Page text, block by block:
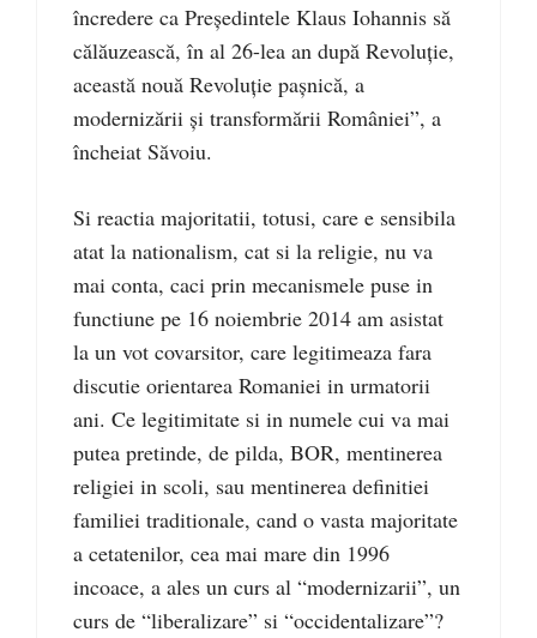
încredere ca Preşedintele Klaus Iohannis să
călăuzească, în al 26-lea an după Revoluţie,
această nouă Revoluţie paşnică, a
modernizării şi transformării României”, a
încheiat Săvoiu.
Si reactia majoritatii, totusi, care e sensibila
atat la nationalism, cat si la religie, nu va
mai conta, caci prin mecanismele puse in
functiune pe 16 noiembrie 2014 am asistat
la un vot covarsitor, care legitimeaza fara
discutie orientarea Romaniei in urmatorii
ani. Ce legitimitate si in numele cui va mai
putea pretinde, de pilda, BOR, mentinerea
religiei in scoli, sau mentinerea definitiei
familiei traditionale, cand o vasta majoritate
a cetatenilor, cea mai mare din 1996
incoace, a ales un curs al “modernizarii”, un
curs de “liberalizare” si “occidentalizare”?